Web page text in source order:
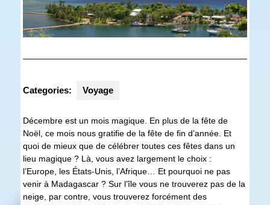
Categories: Voyage
Décembre est un mois magique. En plus de la fête de
Noël, ce mois nous gratifie de la fête de fin d’année. Et
quoi de mieux que de célébrer toutes ces fêtes dans un
lieu magique ? Là, vous avez largement le choix :
l’Europe, les États-Unis, l’Afrique… Et pourquoi ne pas
venir à Madagascar ? Sur l’île vous ne trouverez pas de la
neige, par contre, vous trouverez forcément des